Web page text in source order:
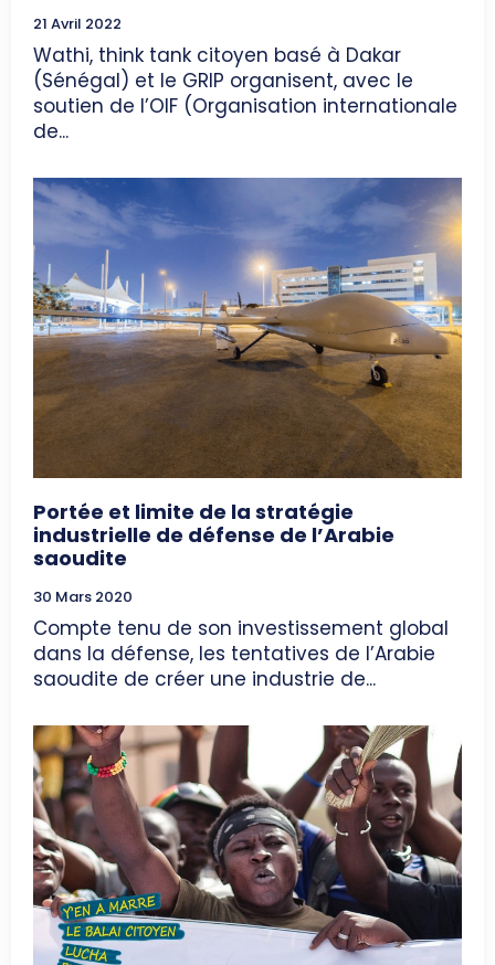
21 Avril 2022
Wathi, think tank citoyen basé à Dakar
(Sénégal) et le GRIP organisent, avec le
soutien de l’OIF (Organisation internationale
de...
Portée et limite de la stratégie
industrielle de défense de l’Arabie
saoudite
30 Mars 2020
Compte tenu de son investissement global
dans la défense, les tentatives de l’Arabie
saoudite de créer une industrie de...